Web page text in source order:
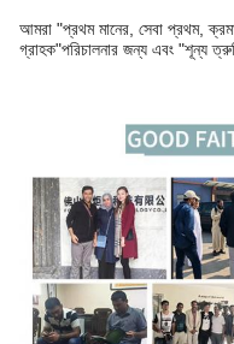
আমরা "প্রথম মানের, সেবা প্রথম,
গ্রাহক"পরিচালনার জন্য এবং "শূন্য